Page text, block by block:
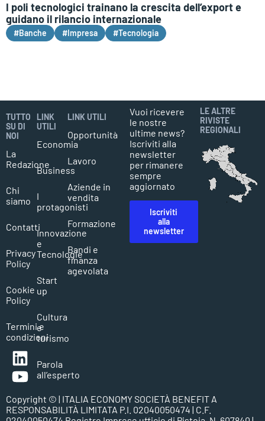
I poli tecnologici trainano la crescita dell’export e
guidano il rilancio internazionale
#Banche #Impresa #Tecnologia
TUTTO
SU DI
NOI
La
Redazione
Chi
siamo
Contatti
Privacy
Policy
Cookie
Policy
Termini e
condizioni
LINK
UTILI
Economia
Business
I
protagonisti
Innovazione
e
Tecnologie
Start
up
Cultura
e
turismo
Parola
all’esperto
LINK UTILI
Opportunità
Lavoro
Aziende in
vendita
Formazione
Bandi e
finanza
agevolata
Vuoi ricevere
le nostre
ultime news?
Iscriviti alla
newsletter
per rimanere
sempre
aggiornato
Iscriviti
alla
newsletter
LE ALTRE
RIVISTE
REGIONALI
Copyright © | ITALIA ECONOMY SOCIETÀ BENEFIT A
RESPONSABILITÀ LIMITATA P.I. 02040050474 | C.F.